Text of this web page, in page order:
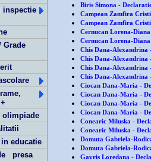
inspectie
Grade
olimpiade
educatie
presa
Biris Simona -
Campean Zamfira
Campean Zamfira
Cernucan Lorena-
Cernucan Lorena-
Chis Dana-Alexandrina
Chis Dana-Alexandrina
Chis Dana-Alexandrina
Chis Dana-Alexandrina
Ciocan Dana-Maria -
Ciocan Dana-Maria -
Ciocan Dana-Maria -
Ciocan Dana-Maria -
Conearic Miluska -
Conearic Miluska -
Domuta Gabriela-
Domuta Gabriela-
Gavris Loredana -